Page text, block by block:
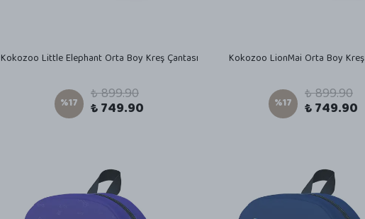
Kokozoo Little Elephant Orta Boy Kreş Çantası
%17 ₺ 899.90
₺ 749.90
Kokozoo LionMai Orta Boy Kreş
%17 ₺ 899.90
₺ 749.90